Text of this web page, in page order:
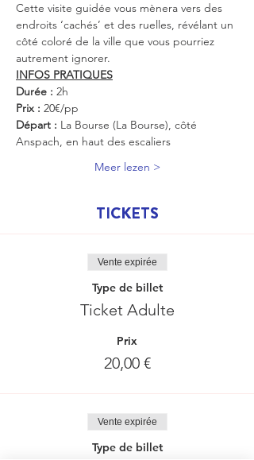
Cette visite guidée vous mènera vers des
endroits ‘cachés’ et des ruelles, révélant un
côté coloré de la ville que vous pourriez
autrement ignorer.
INFOS PRATIQUES
Durée : 2h
Prix : 20€/pp
Départ : La Bourse (La Bourse), côté
Anspach, en haut des escaliers
Meer lezen >
TICKETS
Vente expirée
Type de billet
Ticket Adulte
Prix
20,00 €
Vente expirée
Type de billet